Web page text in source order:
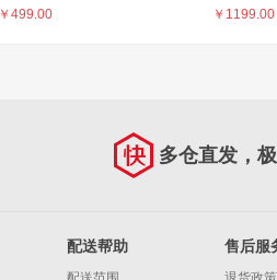
5G双频 立式造型家用路由器
￥ 499.00
张 持续40
￥ 1199.00
多仓直发，
配送帮助 售后服